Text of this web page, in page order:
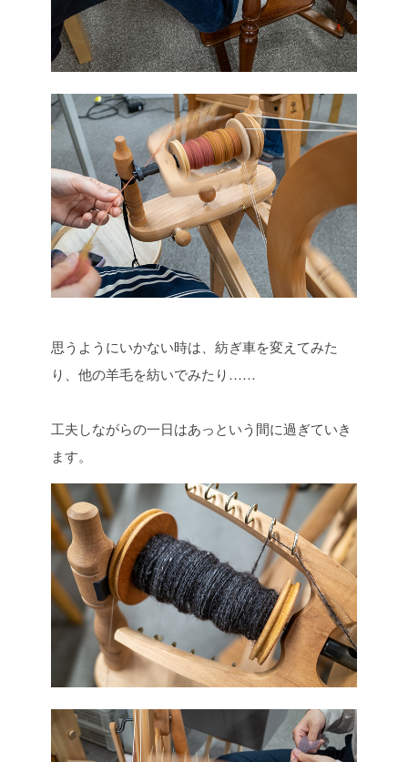
思うようにいかない時は、紡ぎ車を変えてみた
り、他の羊毛を紡いでみたり……
工夫しながらの一日はあっという間に過ぎていき
ます。